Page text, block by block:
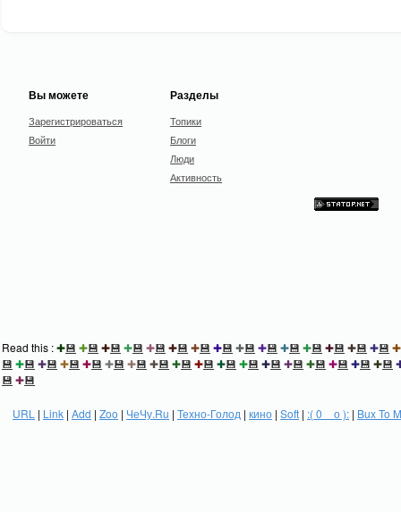
Вы можете
Зарегистрироваться
Войти
Разделы
Топики
Блоги
Люди
Активность
Read this :✚💾 ✚💾 ✚💾 ✚💾 ✚💾 ✚💾 ✚💾 ✚💾 ✚💾 ✚💾 ✚💾 ✚💾 ✚💾 ✚💾 ✚💾 ✚
💾 ✚💾 ✚💾 ✚💾 ✚💾 ✚💾 ✚💾 ✚💾 ✚💾 ✚💾 ✚💾 ✚💾 ✚💾 ✚💾 ✚💾 ✚💾 ✚💾 ✚💾
💾 ✚💾
URL | Link | Add | Zoo | ЧеЧу.Ru | Техно-Голод | кино | Soft | :( 0 _ о ): | Bux To